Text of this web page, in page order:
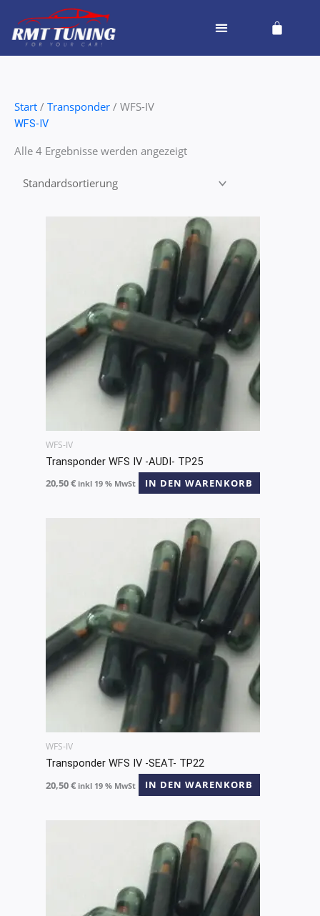
Inhalt
springen
Cart
Start / Transponder / WFS-IV
WFS-IV
Alle 4 Ergebnisse werden angezeigt
WFS-IV
Transponder WFS IV -AUDI- TP25
20,50€ inkl 19 % MwSt IN DEN WARENKORB
WFS-IV
Transponder WFS IV -SEAT- TP22
20,50€ inkl 19 % MwSt IN DEN WARENKORB